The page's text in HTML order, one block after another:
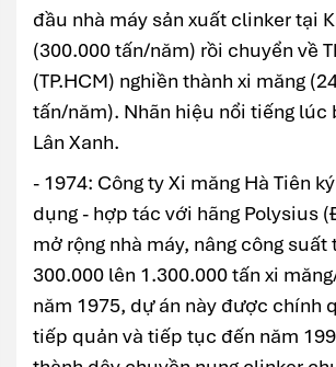
đầu nhà máy sản xuất clinker tại
(300.000 tấn/năm) rồi chuyển về
(TP.HCM) nghiền thành xi măng
tấn/năm). Nhãn hiệu nổi tiếng lúc
Lân Xanh.
- 1974: Công ty Xi măng Hà Tiên
dụng - hợp tác với hãng Polysius
mở rộng nhà máy, nâng công
300.000 lên 1.300.000 tấn xi
năm 1975, dự án này được chính
tiếp quản và tiếp tục đến năm